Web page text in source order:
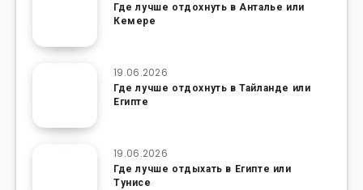
Где лучше отдохнуть в Анталье или
Кемере
19.06.2026
Где лучше отдохнуть в Тайланде или
Египте
19.06.2026
Где лучше отдыхать в Египте или
Тунисе